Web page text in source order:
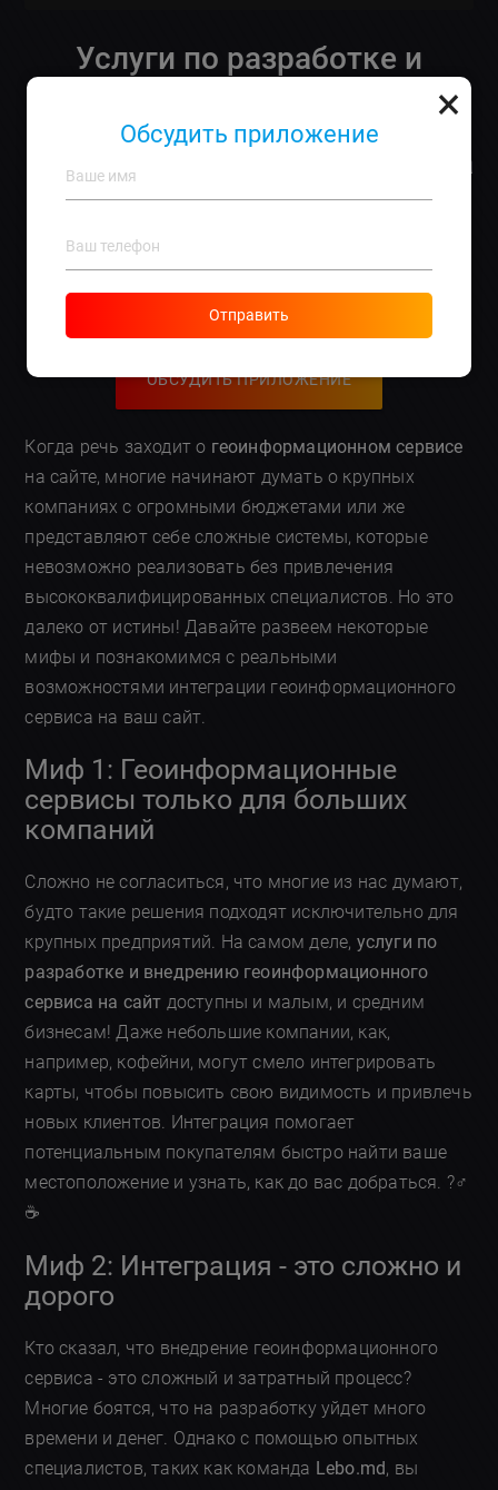
Услуги по разработке и
геоинформационного сервиса
возможности
ОБСУДИТЬ ПРИЛОЖЕНИЕ
Когда речь заходит о геоинформационном сервисе
на сайте, многие начинают думать о крупных
компаниях с огромными бюджетами или же
представляют себе сложные системы, которые
невозможно реализовать без привлечения
высококвалифицированных специалистов. Но это
далеко от истины! Давайте развеем некоторые
мифы и познакомимся с реальными
возможностями интеграции геоинформационного
сервиса на ваш сайт.
Миф 1: Геоинформационные
сервисы только для больших
компаний
Сложно не согласиться, что многие из нас думают,
будто такие решения подходят исключительно для
крупных предприятий. На самом деле, услуги по
разработке и внедрению геоинформационного
сервиса на сайт доступны и малым, и средним
бизнесам! Даже небольшие компании, как,
например, кофейни, могут смело интегрировать
карты, чтобы повысить свою видимость и привлечь
новых клиентов. Интеграция помогает
потенциальным покупателям быстро найти ваше
местоположение и узнать, как до вас добраться. ?‍♂️
☕
Миф 2: Интеграция - это сложно и
дорого
Кто сказал, что внедрение геоинформационного
сервиса - это сложный и затратный процесс?
Многие боятся, что на разработку уйдет много
времени и денег. Однако с помощью опытных
специалистов, таких как команда Lebo.md, вы
×
Обсудить приложение
Отправить